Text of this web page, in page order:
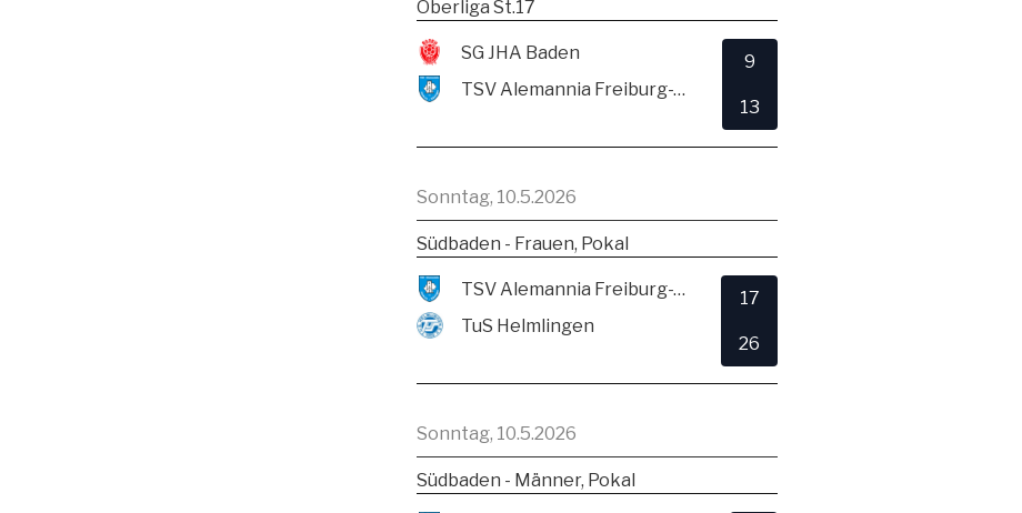
Oberliga St.17
SG JHA Baden
TSV Alemannia Freiburg-Zähringen
9
13
Sonntag, 10.5.2026
Südbaden - Frauen, Pokal
TSV Alemannia Freiburg-Zähringen
TuS Helmlingen
17
26
Sonntag, 10.5.2026
Südbaden - Männer, Pokal